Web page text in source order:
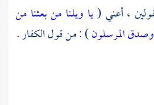
، أعني (يا ويلنا من بعثنا من
وصدق المرسلون) : من قول الكفار .